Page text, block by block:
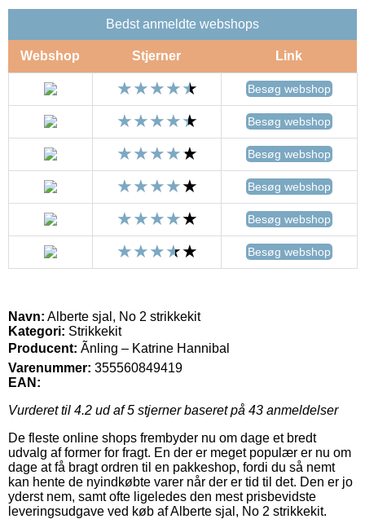
Bedst anmeldte webshops
Webshop Stjerner Link
Besøg webshop
Besøg webshop
Besøg webshop
Besøg webshop
Besøg webshop
Besøg webshop
Navn: Alberte sjal, No 2 strikkekit
Kategori: Strikkekit
Producent: Ãnling – Katrine Hannibal
Varenummer: 355560849419
EAN:
Vurderet til 4.2 ud af 5 stjerner baseret på 43 anmeldelser
De fleste online shops frembyder nu om dage et bredt
udvalg af former for fragt. En der er meget populær er nu om
dage at få bragt ordren til en pakkeshop, fordi du så nemt
kan hente de nyindkøbte varer når der er tid til det. Den er jo
yderst nem, samt ofte ligeledes den mest prisbevidste
leveringsudgave ved køb af Alberte sjal, No 2 strikkekit.